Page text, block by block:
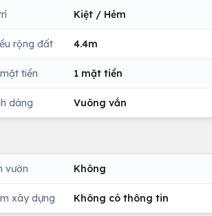
Kiệt / Hẻm
rộng đất 4.4m
tiền 1 mặt tiền
dáng Vuông vắn
vườn Không
xây dựng Không có thông tin